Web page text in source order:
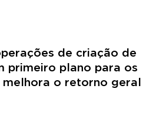
de criação de
primeiro plano para os
melhora o retorno geral